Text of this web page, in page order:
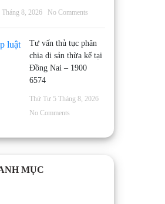
8, 2026 No Comments
Tư vấn thủ tục phân
chia di sản thừa kế tại
Đồng Nai – 1900
6574
Thứ Tư 5 Tháng 8, 2026
No Comments
MỤC